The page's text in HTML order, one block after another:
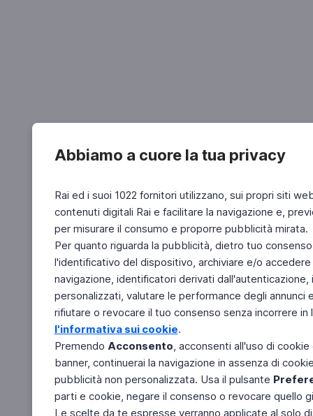
Abbiamo a cuore la tua privacy
Rai ed i suoi 1022 fornitori utilizzano, sui propri siti
contenuti digitali Rai e facilitare la navigazione e,
per misurare il consumo e proporre pubblicità mirata.
Per quanto riguarda la pubblicità, dietro tuo
l'identificativo del dispositivo, archiviare e/o
navigazione, identificatori derivati
personalizzati, valutare le performance degli
rifiutare o revocare il tuo consenso senza incorrere
l'informativa sui cookie.
Premendo Acconsento, acconsenti all'uso di
banner, continuerai la navigazione in assenza di
pubblicità non personalizzata. Usa il pulsante
parti e cookie, negare il consenso o revocare quello
Le scelte da te espresse verranno applicate al solo